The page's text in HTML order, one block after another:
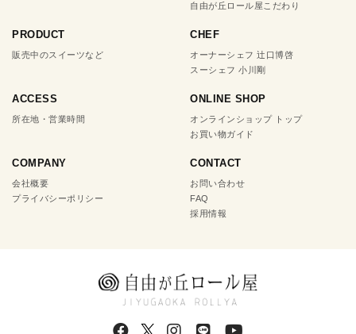
自由が丘ロール屋こだわり
PRODUCT
販売中のスイーツなど
CHEF
オーナーシェフ 辻口博啓
スーシェフ 小川剛
ACCESS
所在地・営業時間
ONLINE SHOP
オンラインショップ トップ
お買い物ガイド
COMPANY
会社概要
プライバシーポリシー
CONTACT
お問い合わせ
FAQ
採用情報